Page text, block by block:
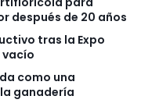
después de 20 años
tras la Expo
vacío
como una
ganadería